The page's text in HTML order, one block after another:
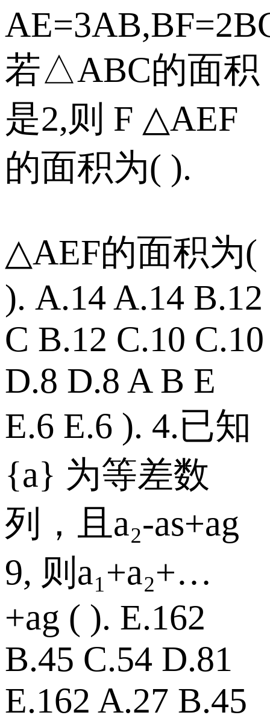
若△ABC的面积
是2,则 F △AEF
的面积为( ).
△AEF的面积为(
). A.14 A.14 B.12
C B.12 C.10 C.10
D.8 D.8 A B E
E.6 E.6 ). 4.已知
{a} 为等差数
列，且a₂-as+ag
9, 则a₁+a₂+…
+ag ( ). E.162
B.45 C.54 D.81
E.162 A.27 B.45